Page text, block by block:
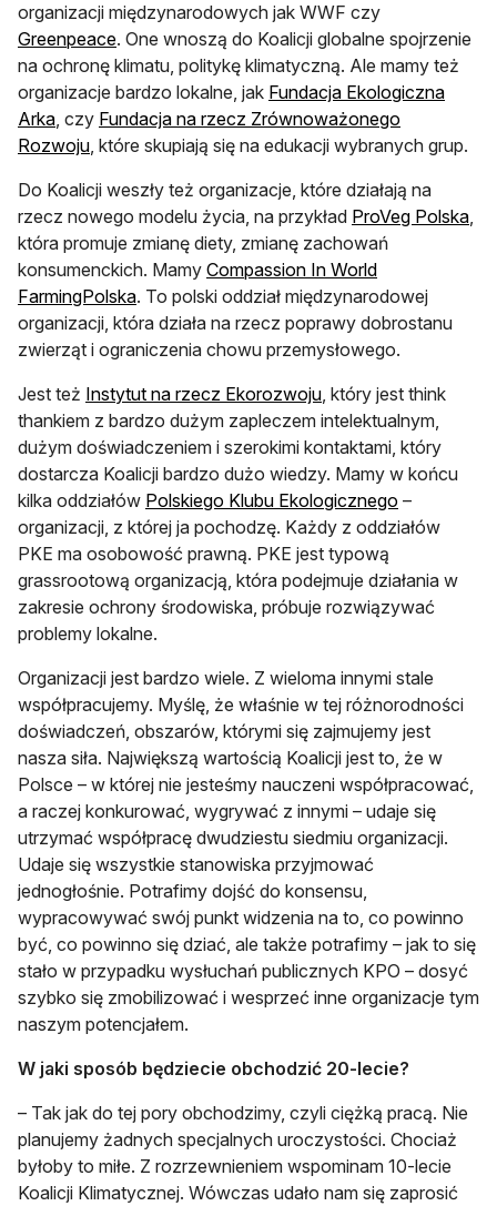
organizacji międzynarodowych jak WWF czy
Greenpeace. One wnoszą do Koalicji globalne spojrzenie
na ochronę klimatu, politykę klimatyczną. Ale mamy też
organizacje bardzo lokalne, jak Fundacja Ekologiczna
Arka, czy Fundacja na rzecz Zrównoważonego
Rozwoju, które skupiają się na edukacji wybranych grup.
Do Koalicji weszły też organizacje, które działają na
rzecz nowego modelu życia, na przykład ProVeg Polska,
która promuje zmianę diety, zmianę zachowań
konsumenckich. Mamy Compassion In World
FarmingPolska. To polski oddział międzynarodowej
organizacji, która działa na rzecz poprawy dobrostanu
zwierząt i ograniczenia chowu przemysłowego.
Jest też Instytut na rzecz Ekorozwoju, który jest think
thankiem z bardzo dużym zapleczem intelektualnym,
dużym doświadczeniem i szerokimi kontaktami, który
dostarcza Koalicji bardzo dużo wiedzy. Mamy w końcu
kilka oddziałów Polskiego Klubu Ekologicznego –
organizacji, z której ja pochodzę. Każdy z oddziałów
PKE ma osobowość prawną. PKE jest typową
grassrootową organizacją, która podejmuje działania w
zakresie ochrony środowiska, próbuje rozwiązywać
problemy lokalne.
Organizacji jest bardzo wiele. Z wieloma innymi stale
współpracujemy. Myślę, że właśnie w tej różnorodności
doświadczeń, obszarów, którymi się zajmujemy jest
nasza siła. Największą wartością Koalicji jest to, że w
Polsce – w której nie jesteśmy nauczeni współpracować,
a raczej konkurować, wygrywać z innymi – udaje się
utrzymać współpracę dwudziestu siedmiu organizacji.
Udaje się wszystkie stanowiska przyjmować
jednogłośnie. Potrafimy dojść do konsensu,
wypracowywać swój punkt widzenia na to, co powinno
być, co powinno się dziać, ale także potrafimy – jak to się
stało w przypadku wysłuchań publicznych KPO – dosyć
szybko się zmobilizować i wesprzeć inne organizacje tym
naszym potencjałem.
W jaki sposób będziecie obchodzić 20-lecie?
– Tak jak do tej pory obchodzimy, czyli ciężką pracą. Nie
planujemy żadnych specjalnych uroczystości. Chociaż
byłoby to miłe. Z rozrzewnieniem wspominam 10-lecie
Koalicji Klimatycznej. Wówczas udało nam się zaprosić